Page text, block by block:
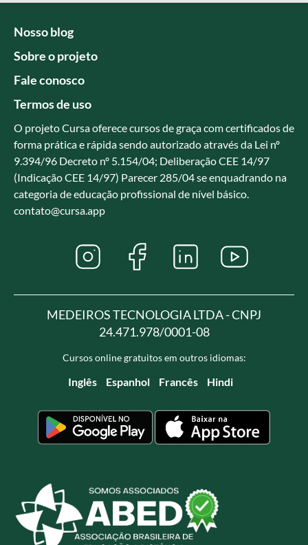
Nosso blog
Sobre o projeto
Fale conosco
Termos de uso
O projeto Cursa oferece cursos de graça com certificados de
forma prática e rápida sendo autorizado através da Lei nº
9.394/96 Decreto nº 5.154/04; Deliberação CEE 14/97
(Indicação CEE 14/97) Parecer 285/04 se enquadrando na
categoria de educação profissional de nível básico.
contato@cursa.app
MEDEIROS TECNOLOGIA LTDA - CNPJ
24.471.978/0001-08
Cursos online gratuitos em outros idiomas:
Inglês Espanhol Francês Hindi